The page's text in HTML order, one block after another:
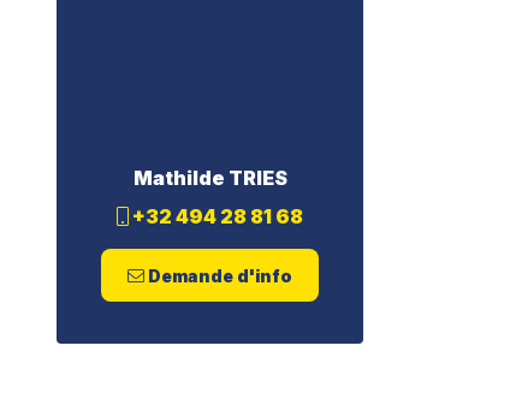
Mathilde TRIES
+32 494 28 81 68
Demande d'info